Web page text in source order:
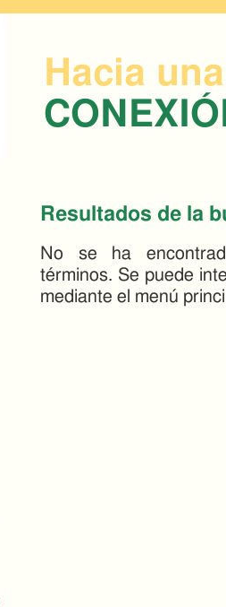
Hacia una
Resultados de la
No se ha
términos. Se puede
mediante el menú